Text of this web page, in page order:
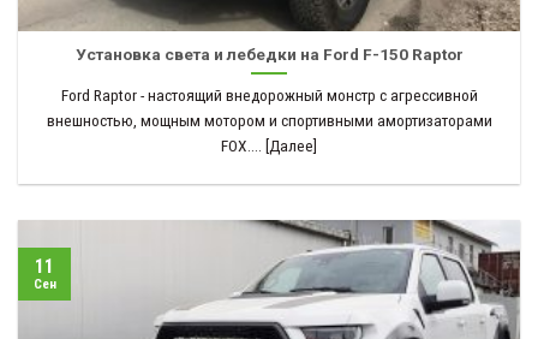
Установка света и лебедки на Ford F-150 Raptor
Ford Raptor - настоящий внедорожный монстр с агрессивной
внешностью, мощным мотором и спортивными амортизаторами
FOX.... [Далее]
11
Сен